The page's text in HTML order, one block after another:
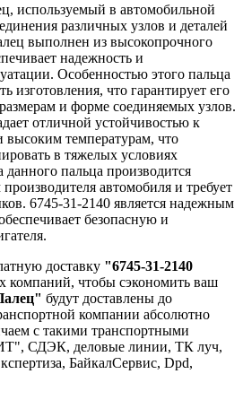
используемый в автомобильной
различных узлов и деталей
выполнен из высокопрочного
надежность и
Особенностью этого пальца
изготовления, что гарантирует его
и форме соединяемых узлов.
отличной устойчивостью к
высоким температурам, что
в тяжелых условиях
данного пальца производится
автомобиля и требует
6745-31-2140 является надежным
безопасную и
доставку "6745-31-2140
компаний, чтобы сэкономить ваш
будут доставлены до
компании абсолютно
с такими транспортными
СДЭК, деловые линии, ТК луч,
БайкалСервис, Dpd,